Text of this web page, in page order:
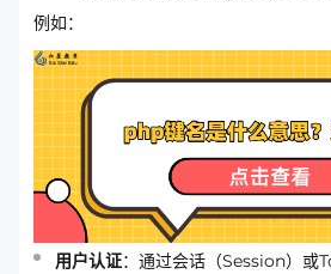
例如：
用户认证：通过会话（Session）或